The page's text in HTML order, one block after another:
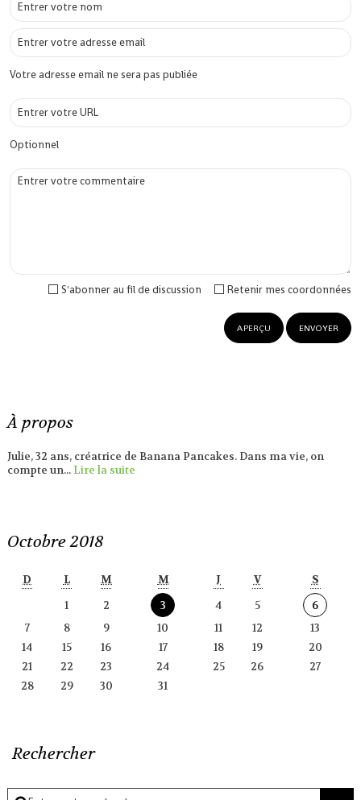
À propos
Julie, 32 ans, créatrice de Banana Pancakes. Dans ma vie, on
compte un...Lire la suite
Octobre 2018
D L M M J V
S
1
2 3 4 5
6
7
8 9 10 11 12
13
14
15 16 17 18 19
20
21
22 23 24 25 26
27
28
29 30 31
Rechercher
Votre adresse email ne sera pas publiée
Optionnel
Retenir mes coordonnées
S'abonner au fil de discussion